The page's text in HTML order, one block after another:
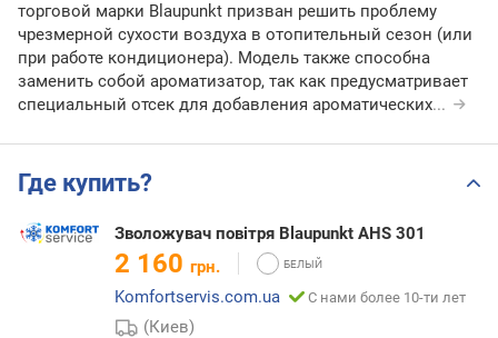
торговой марки Blaupunkt призван решить проблему
чрезмерной сухости воздуха в отопительный сезон (или
при работе кондиционера). Модель также способна
заменить собой ароматизатор, так как предусматривает
специальный отсек для добавления ароматических...
Где купить?
Зволожувач повітря Blaupunkt AHS 301
2 160 грн.
Komfortservis.com.ua
С нами более 10-ти лет
(Киев)